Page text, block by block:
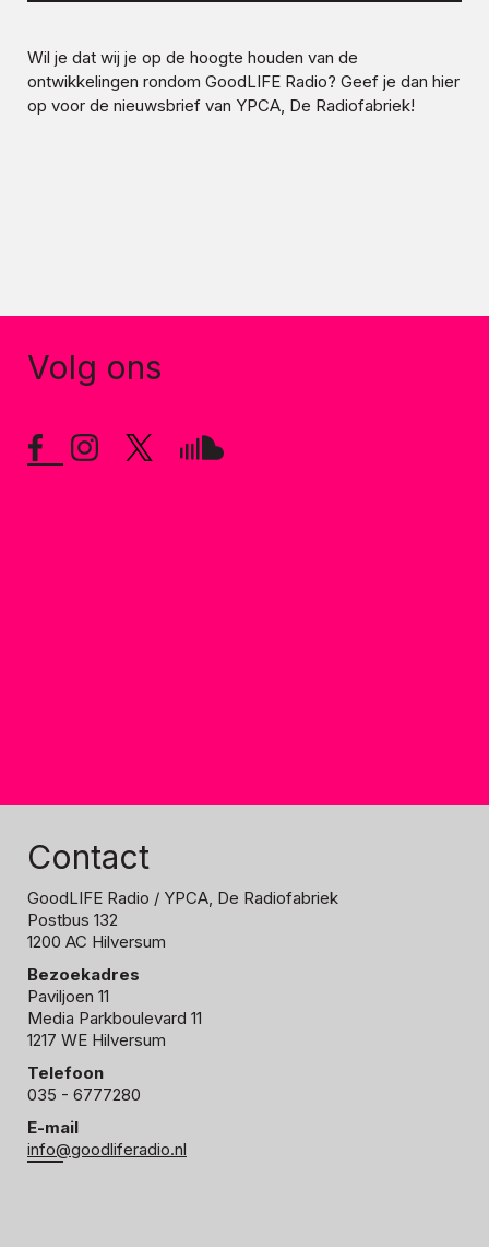
Wil je dat wij je op de hoogte houden van de
ontwikkelingen rondom GoodLIFE Radio? Geef je dan hier
op voor de nieuwsbrief van YPCA, De Radiofabriek!
Volg ons
Contact
GoodLIFE Radio / YPCA, De Radiofabriek
Postbus 132
1200 AC Hilversum
Bezoekadres
Paviljoen 11
Media Parkboulevard 11
1217 WE Hilversum
Telefoon
035 - 6777280
E-mail
info@goodliferadio.nl